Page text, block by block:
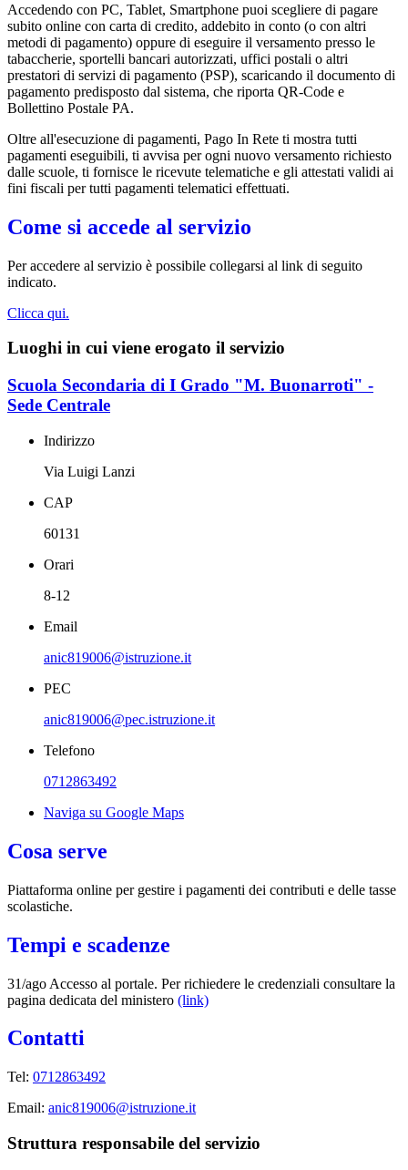
Accedendo con PC, Tablet, Smartphone puoi scegliere di pagare
subito online con carta di credito, addebito in conto (o con altri
metodi di pagamento) oppure di eseguire il versamento presso le
tabaccherie, sportelli bancari autorizzati, uffici postali o altri
prestatori di servizi di pagamento (PSP), scaricando il documento di
pagamento predisposto dal sistema, che riporta QR-Code e
Bollettino Postale PA.
Oltre all'esecuzione di pagamenti, Pago In Rete ti mostra tutti
pagamenti eseguibili, ti avvisa per ogni nuovo versamento richiesto
dalle scuole, ti fornisce le ricevute telematiche e gli attestati validi ai
fini fiscali per tutti pagamenti telematici effettuati.
Come si accede al servizio
Per accedere al servizio è possibile collegarsi al link di seguito
indicato.
Clicca qui.
Luoghi in cui viene erogato il servizio
Scuola Secondaria di I Grado "M. Buonarroti" -
Sede Centrale
Indirizzo
Via Luigi Lanzi
CAP
60131
Orari
8-12
Email
anic819006@istruzione.it
PEC
anic819006@pec.istruzione.it
Telefono
0712863492
Naviga su Google Maps
Cosa serve
Piattaforma online per gestire i pagamenti dei contributi e delle tasse
scolastiche.
Tempi e scadenze
31/ago Accesso al portale. Per richiedere le credenziali consultare la
pagina dedicata del ministero (link)
Contatti
Tel: 0712863492
Email: anic819006@istruzione.it
Struttura responsabile del servizio